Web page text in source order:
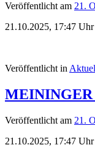
Veröffentlicht am 21.
21.10.2025, 17:47 Uhr
Veröffentlicht in
MEININGER
Veröffentlicht am 21.
21.10.2025, 17:47 Uhr